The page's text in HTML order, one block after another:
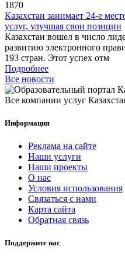
1870
Казахстан занимает 24-е
услуг, улучшая свои позиции
Казахстан вошел в число
развитию электронного
193 стран. Этот успех отм
Подробнее
Все новости
Все компании услуг
Информация
Реклама на сайте
Наши услуги
Наши проекты
О нас
Условия использования
Связаться с нами
Карта сайта
Обратная связь
Поддержите нас